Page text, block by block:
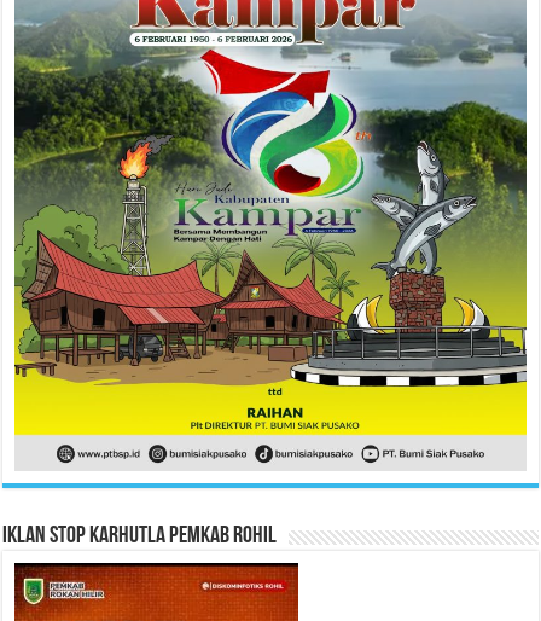
Iklan Stop Karhutla Pemkab Rohil